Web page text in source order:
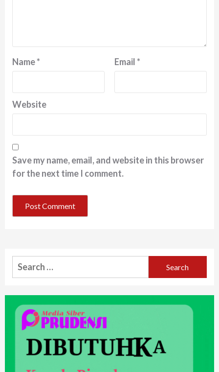
Name* Email*
Website
Save my name, email, and website in this browser
for the next time I comment.